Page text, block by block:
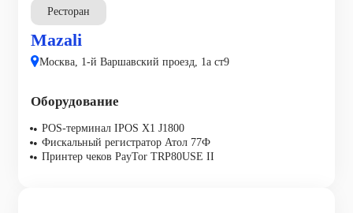
Ресторан
Mazali
Москва, 1-й Варшавский проезд, 1а ст9
Оборудование
POS-терминал IPOS X1 J1800
Фискальный регистратор Атол 77Ф
Принтер чеков PayTor TRP80USE II